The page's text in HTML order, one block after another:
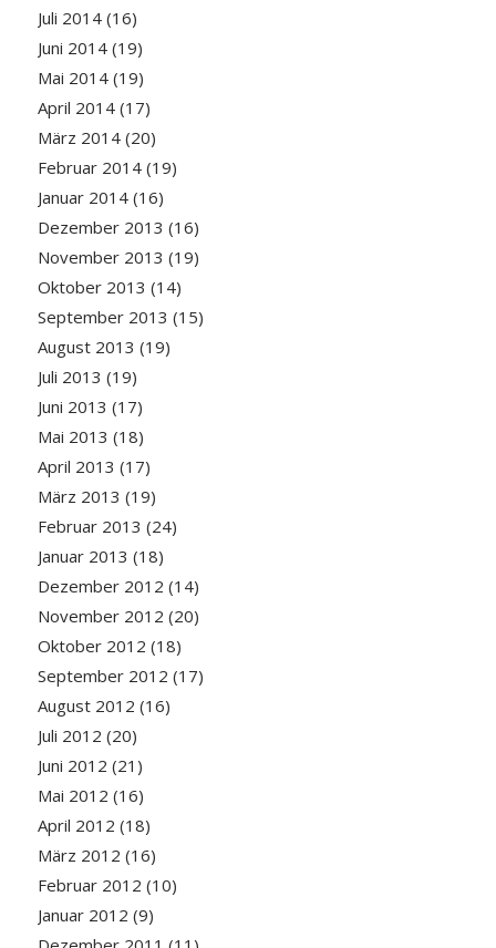
Juli 2014(16)
Juni 2014(19)
Mai 2014(19)
April 2014(17)
März 2014(20)
Februar 2014(19)
Januar 2014(16)
Dezember 2013 (16)
November 2013 (19)
Oktober 2013 (14)
September 2013 (15)
August 2013 (19)
Juli 2013 (19)
Juni 2013 (17)
Mai 2013 (18)
April 2013 (17)
März 2013 (19)
Februar 2013 (24)
Januar 2013 (18)
Dezember 2012 (14)
November 2012 (20)
Oktober 2012 (18)
September 2012 (17)
August 2012 (16)
Juli 2012 (20)
Juni 2012 (21)
Mai 2012 (16)
April 2012 (18)
März 2012 (16)
Februar 2012 (10)
Januar 2012 (9)